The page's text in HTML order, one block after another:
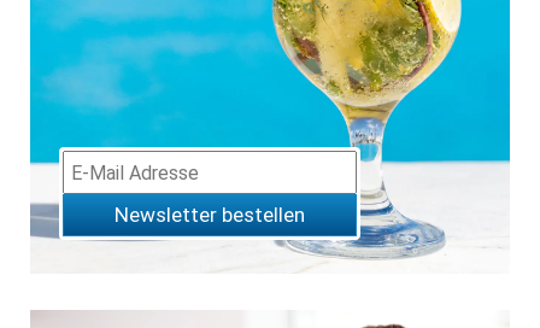
Newsletter bestellen